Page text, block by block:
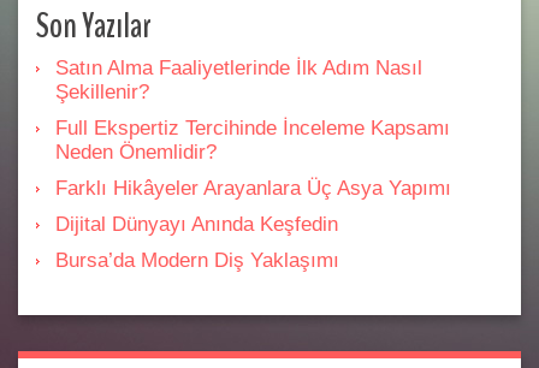
Son Yazılar
Satın Alma Faaliyetlerinde İlk Adım Nasıl
Şekillenir?
Full Ekspertiz Tercihinde İnceleme Kapsamı
Neden Önemlidir?
Farklı Hikâyeler Arayanlara Üç Asya Yapımı
Dijital Dünyayı Anında Keşfedin
Bursa’da Modern Diş Yaklaşımı